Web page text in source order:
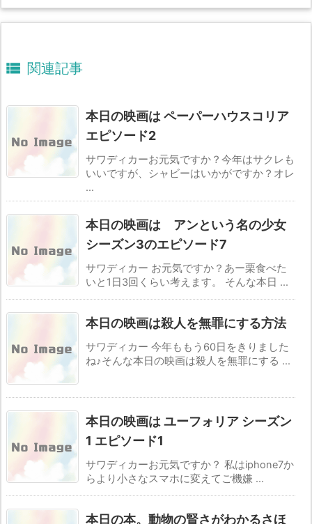
 関連記事
本日の映画は ペーパーハウスコリア
エピソード2
サワディカーお元気ですか？今年はサクレも
いいですが、シャビーはいかがですか？オレ
...
本日の映画は アンという名の少女
シーズン3のエピソード7
サワディカー お元気ですか？あー栗食べた
いと1日3回くらい考えます。 そんな本日 ...
本日の映画は殺人を無罪にする方法
サワディカー 今年ももう60日をきりました
ね♪そんな本日の映画は殺人を無罪にする ...
本日の映画は ユーフォリア シーズン
1 エピソード1
サワディカーお元気ですか？ 私はiphone7か
らより小さなスマホに変えてご機嫌 ...
本日の本。動物の賢さがわかるさほ